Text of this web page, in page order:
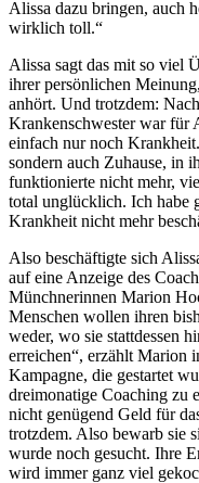
Alissa dazu bringen, auch
wirklich toll.“
Alissa sagt das mit so viel
ihrer persönlichen
anhört. Und trotzdem:
Krankenschwester war für
einfach nur noch
sondern auch Zuhause, in
funktionierte nicht mehr,
total unglücklich. Ich habe
Krankheit nicht mehr
Also beschäftigte sich
auf eine Anzeige des
Münchnerinnen Marion
Menschen wollen ihren
weder, wo sie stattdessen
erreichen“, erzählt Marion
Kampagne, die gestartet
dreimonatige Coaching zu
nicht genügend Geld für
trotzdem. Also bewarb sie
wurde noch gesucht. Ihre
wird immer ganz viel